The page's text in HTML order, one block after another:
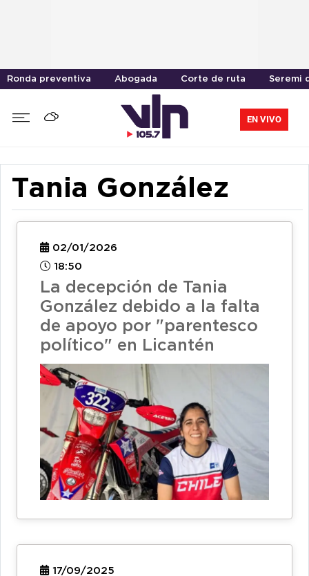
Ronda preventiva Abogada Corte de ruta Seremi
EN VIVO
Tania González
02/01/2026
18:50
La decepción de Tania
González debido a la falta
de apoyo por "parentesco
político" en Licantén
17/09/2025